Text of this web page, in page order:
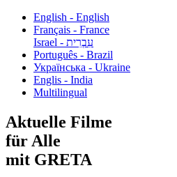
English - English
Français - France
עִבְרִית - Israel
Português - Brazil
Українська - Ukraine
Englis - India
Multilingual
Aktuelle Filme
für Alle
mit GRETA